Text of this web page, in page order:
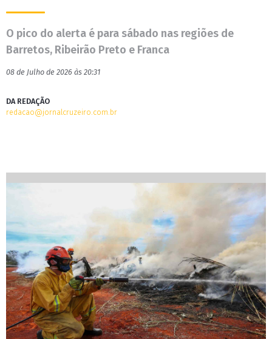
O pico do alerta é para sábado nas regiões de
Barretos, Ribeirão Preto e Franca
08 de Julho de 2026 às 20:31
DA REDAÇÃO
redacao@jornalcruzeiro.com.br